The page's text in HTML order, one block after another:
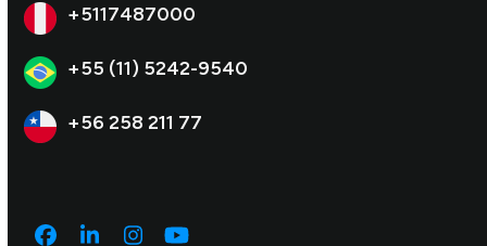
+5117487000
+55 (11) 5242-9540
+56 258 211 77